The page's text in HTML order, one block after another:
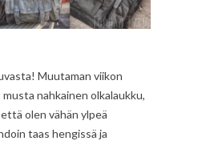
Muutaman viikon
nahkainen olkalaukku,
olen vähän ylpeä
taas hengissä ja